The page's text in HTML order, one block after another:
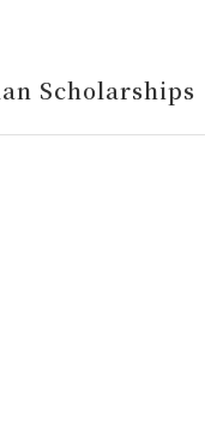
Scholarships